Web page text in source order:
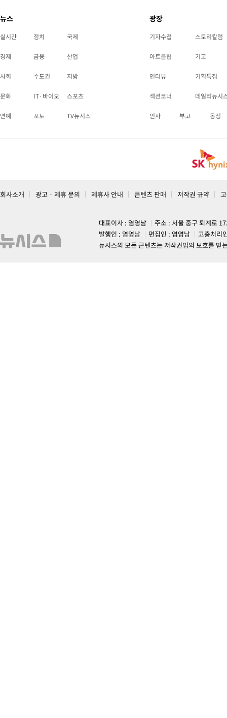
뉴스
실시간 정치 국제
경제 금융 산업
사회 수도권 지방
문화 IT·바이오 스포츠
연예 포토 TV뉴시스
광장
기자수첩 스토리칼럼
아트클럽 기고
인터뷰 기획특집
섹션코너 데일리뉴시
인사 부고 동정
회사소개 광고 · 제휴 문의 제휴사 안내 콘텐츠 판매 저작권 규약
대표이사 : 염영남
주소 : 서울 중구 퇴계로
발행인 : 염영남
편집인 : 염영남
고충처리
뉴시스의 모든 콘텐츠는 저작권법의 보호를